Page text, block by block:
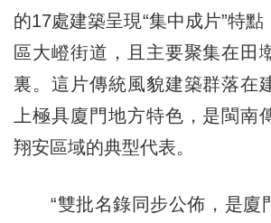
的17處建築呈現“集中成片”特
區大嶝街道，且主要聚集在田
裏。這片傳統風貌建築群落在
上極具廈門地方特色，是閩南
翔安區域的典型代表。
“雙批名錄同步公佈，是廈